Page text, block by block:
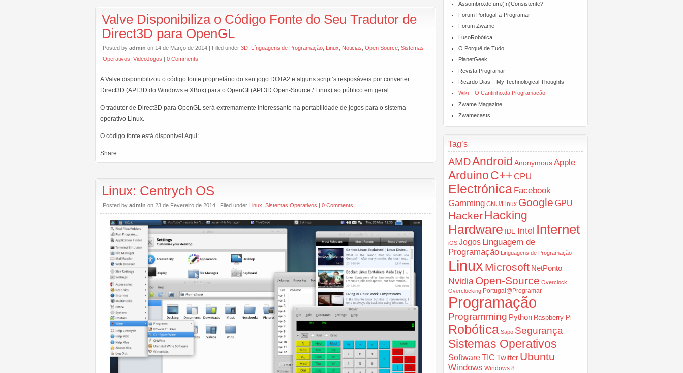
Assombro.de.um.(In)Consistente?
Forum Portugal-a-Programar
Forum Zwame
LusoRobótica
O.Porquê.de.Tudo
PlanetGeek
Revista Programar
Ricardo Dias – My Technological Thoughts
Wiki – O.Cantinho.da.Programação
Zwame Magazine
Zwamecasts
Tag’s
AMDAndroid AnonymousApple
ArduinoC++ CPU
Electrónica Facebook
Gamming GNU/Linux Google GPU
Hacker Hacking
Hardware IDE Intel Internet
iOS Jogos Linguagem de
Programação Linguagens de Programação
Linux Microsoft NetPonto
Nvidia Open-Source Overclock
Overclocking Portugal@Programar
Programação
Programming Python Raspberry Pi
Robótica Sapo Segurança
Sistemas Operativos
SoftwareTIC Twitter Ubuntu
Windows Windows 8
Valve Disponibiliza o Código Fonte do Seu Tradutor de
Direct3D para OpenGL
Posted by admin on 14 de Março de 2014 | Filed under 3D Línguagens de Programação Linux Noticias Open Source Sistemas
Operativos VideoJogos | 0 Comments
A Valve disponibilizou o código fonte proprietário do seu jogo DOTA2 e alguns script’s resposáveis por converter
Direct3D (API 3D do Windows e XBox) para o OpenGL(API 3D Open-Source / Linux) ao público em geral.
O tradutor de Direct3D para OpenGL será extremamente interessante na portabilidade de jogos para o sistema
operativo Linux.
O código fonte está disponível Aqui:
Share
Linux: Centrych OS
Posted by admin on 23 de Fevereiro de 2014 | Filed under Linux Sistemas Operativos | 0 Comments